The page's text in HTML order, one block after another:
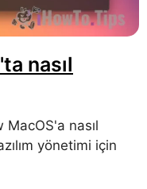
nasıl
nasıl
yönetimi için